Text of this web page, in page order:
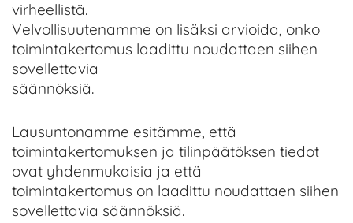
virheellistä.
Velvollisuutenamme on lisäksi arvioida, onko
toimintakertomus laadittu noudattaen siihen
sovellettavia
säännöksiä.
Lausuntonamme esitämme, että
toimintakertomuksen ja tilinpäätöksen tiedot
ovat yhdenmukaisia ja että
toimintakertomus on laadittu noudattaen siihen
sovellettavia säännöksiä.